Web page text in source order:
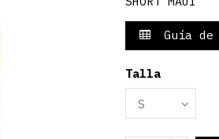
Guía
Talla